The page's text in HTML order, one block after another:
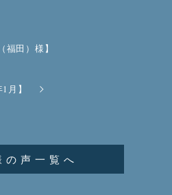
田）様】
月】
の声一覧へ